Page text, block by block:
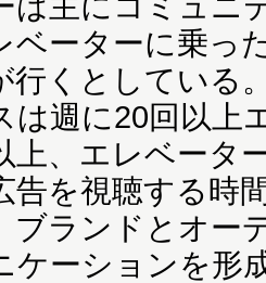
ベーターに乗っ
行くとしている
は週に20回以上
上、エレベータ
告を視聴する時
ブランドとオー
ケーションを形